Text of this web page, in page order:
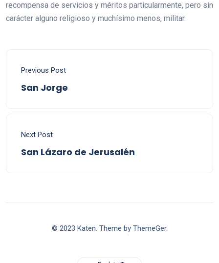
recompensa de servicios y méritos particularmente, pero sin
carácter alguno religioso y muchísimo menos, militar.
Previous Post
San Jorge
Next Post
San Lázaro de Jerusalén
© 2023 Katen. Theme by ThemeGer.